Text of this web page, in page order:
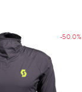
-50.0%